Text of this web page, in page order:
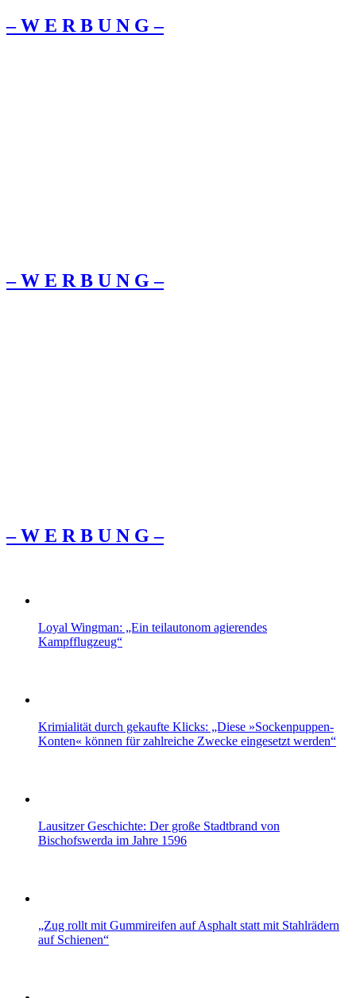
– W Ε R Β U Ν G –
– W Ε R Β U Ν G –
– W Ε R Β U Ν G –
Loyal Wingman: „Ein teilautonom agierendes
Kampfflugzeug“
Krimialität durch gekaufte Klicks: „Diese »Sockenpuppen-
Konten« können für zahlreiche Zwecke eingesetzt werden“
Lausitzer Geschichte: Der große Stadtbrand von
Bischofswerda im Jahre 1596
„Zug rollt mit Gummireifen auf Asphalt statt mit Stahlrädern
auf Schienen“